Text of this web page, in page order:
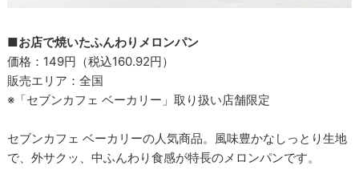
■お店で焼いたふんわりメロンパン
価格：149円（税込160.92円）
販売エリア：全国
※「セブンカフェ ベーカリー」取り扱い店舗限定
セブンカフェ ベーカリーの人気商品。風味豊かなしっとり生地
で、外サクッ、中ふんわり食感が特長のメロンパンです。